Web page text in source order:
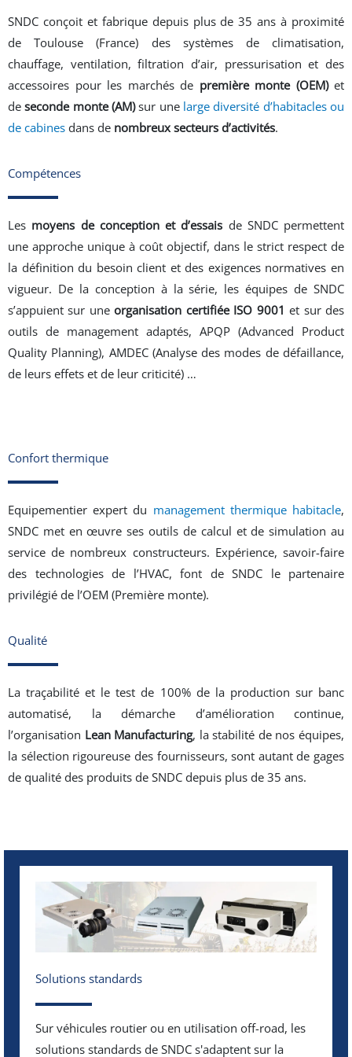
SNDC conçoit et fabrique depuis plus de 35 ans à proximité
de Toulouse (France) des systèmes de climatisation,
chauffage, ventilation, filtration d’air, pressurisation et des
accessoires pour les marchés de première monte (OEM)et
deseconde monte (AM)sur une large diversité d’habitacles ou
de cabines dans de nombreux secteurs d’activités.
Compétences
Les moyens de conception et d’essais de SNDC permettent
une approche unique à coût objectif, dans le strict respect de
la définition du besoin client et des exigences normatives en
vigueur. De la conception à la série, les équipes de SNDC
s’appuient sur uneorganisation certifiée ISO 9001 et sur des
outils de management adaptés, APQP (Advanced Product
Quality Planning), AMDEC (Analyse des modes de défaillance,
de leurs effets et de leur criticité) …
Confort thermique
Equipementier expert du management thermique habitacle,
SNDC met en œuvre ses outils de calcul et de simulation au
service de nombreux constructeurs. Expérience, savoir-faire
des technologies de l’HVAC, font de SNDC le partenaire
privilégié de l’OEM (Première monte).
Qualité
La traçabilité et le test de 100% de la production sur banc
automatisé, la démarche d’amélioration continue,
l’organisation Lean Manufacturing, la stabilité de nos équipes,
la sélection rigoureuse des fournisseurs, sont autant de gages
de qualité des produits de SNDC depuis plus de 35 ans.
Solutions standards
Sur véhicules routier ou en utilisation off-road, les
solutions standards de SNDC s'adaptent sur la